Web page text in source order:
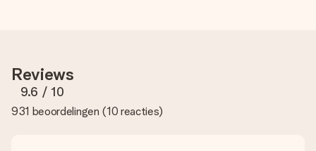
te gebruiken. Als je niet zeker bent over de kwaliteit van je
foto, neem dan contact op met onze klantenservice en stuur
je foto mee met het cadeau dat je wilt bestellen. Zij kunnen
de kwaliteit dan voor je controleren!
Reviews
9.6 / 10
931 beoordelingen (10 reacties)